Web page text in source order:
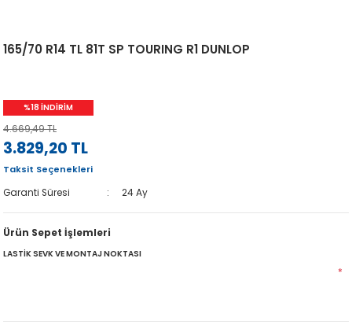
165/70 R14 TL 81T SP TOURING R1 DUNLOP
%18 İNDİRİM
4.669,49 TL
3.829,20 TL
Taksit Seçenekleri
Garanti Süresi
24 Ay
Ürün Sepet İşlemleri
LASTİK SEVK VE MONTAJ NOKTASI
*